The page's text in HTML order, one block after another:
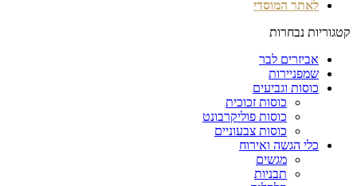
לאתר המוסדי
קטגוריות נבחרות
אביזרים לבר
שמפניירות
כוסות וגביעים
כוסות זכוכית
כוסות פוליקרבונט
כוסות צבעוניים
כלי הגשה ואירוח
מגשים
תבניות